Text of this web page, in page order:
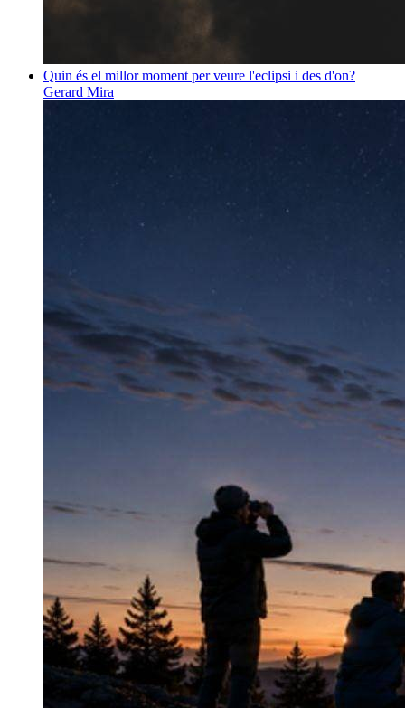
Quin és el millor moment per veure l'eclipsi i des d'on?
Gerard Mira